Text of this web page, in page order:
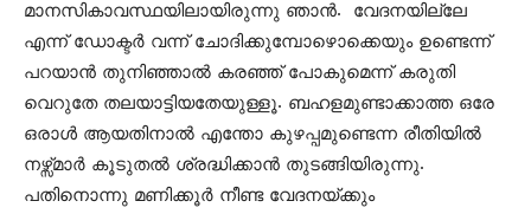
മാനസികാവസ്ഥയിലായിരുന്നു ഞാൻ. വേദനയില്ലേ
എന്ന് ഡോക്ടർ വന്ന് ചോദിക്കുമ്പോഴൊക്കെയും ഉണ്ടെന്ന്
പറയാൻ തുനിഞ്ഞാൽ കരഞ്ഞ് പോകുമെന്ന് കരുതി
വെറുതേ തലയാട്ടിയതേയുള്ളൂ. ബഹളമുണ്ടാക്കാത്ത ഒരേ
ഒരാൾ ആയതിനാൽ എന്തോ കുഴപ്പമുണ്ടെന്ന രീതിയിൽ
നഴ്സ്മാർ കൂടുതൽ ശ്രദ്ധിക്കാൻ തുടങ്ങിയിരുന്നു.
പതിനൊന്നു മണിക്കൂർ നീണ്ട വേദനയ്ക്കും